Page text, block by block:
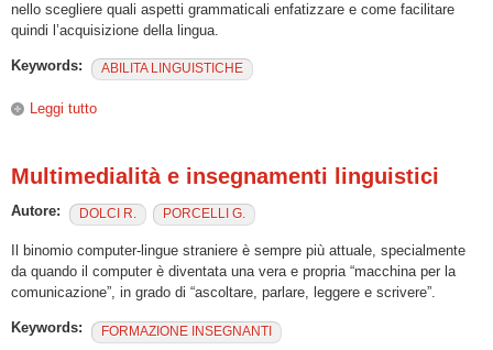
nello scegliere quali aspetti grammaticali enfatizzare e come facilitare
quindi l’acquisizione della lingua.
Keywords: ABILITA LINGUISTICHE
Leggi tutto
Multimedialità e insegnamenti linguistici
Autore: DOLCI R. PORCELLI G.
Il binomio computer-lingue straniere è sempre più attuale, specialmente
da quando il computer è diventata una vera e propria “macchina per la
comunicazione”, in grado di “ascoltare, parlare, leggere e scrivere”.
Keywords: FORMAZIONE INSEGNANTI